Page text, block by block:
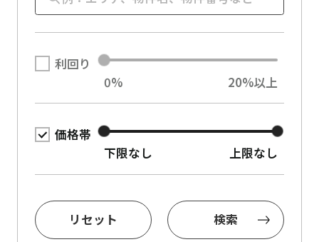
利回り
0%以上
0% 20%以上
価格帯
下限なし 上限なし
下限なし 上限なし
リセット 検索
退会について
Wealth Club会員規約
Copyright © GOODLIFE Co. All Rights Reserved.